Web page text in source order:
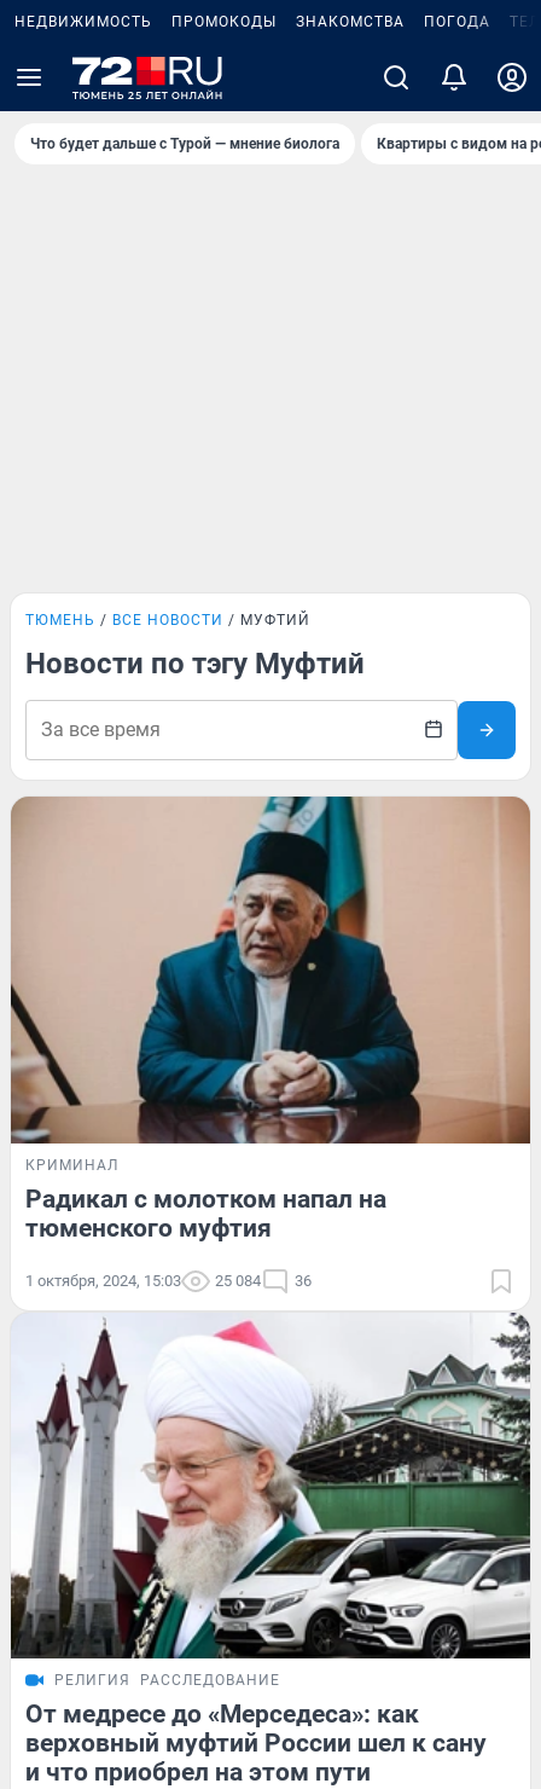
НЕДВИЖИМОСТЬ ПРОМОКОДЫ ЗНАКОМСТВА ПОГОДА
Что будет дальше с Турой — мнение биолога Квартиры с видом на
ТЮМЕНЬ ВСЕ НОВОСТИ МУФТИЙ
Новости по тэгу Муфтий
КРИМИНАЛ
Радикал с молотком напал на
тюменского муфтия
1 октября, 2024, 15:03 25 084 36
РЕЛИГИЯ РАССЛЕДОВАНИЕ
От медресе до «Мерседеса»: как
верховный муфтий России шел к сану
и что приобрел на этом пути